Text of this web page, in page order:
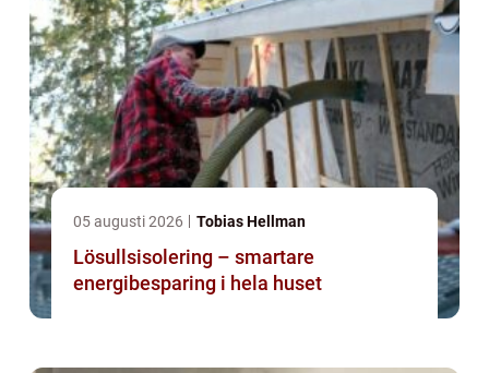
05 augusti 2026 Tobias Hellman
Lösullsisolering – smartare
energibesparing i hela huset